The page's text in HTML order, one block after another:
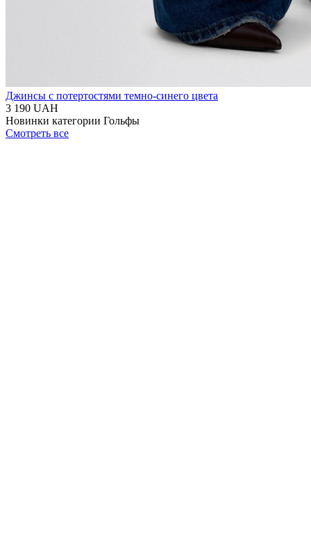
Джинсы с потертостями темно-синего цвета
3 190 UAH
Новинки категории Гольфы
Смотреть все